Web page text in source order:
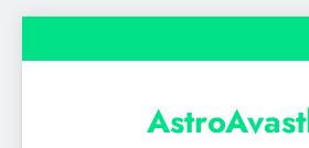
to